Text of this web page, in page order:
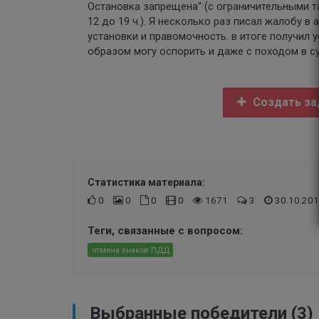
Остановка запрещена" (с ограничительными
12 до 19 ч.). Я несколько раз писал жалобу в
установки и правомочность. в итоге
образом могу оспорить и даже с походом в
Создать
Статистика материала:
0
0 0 0 1671 3
Теги, связанные с вопросом:
отмена знаков ПДД
Выбранные победители (3)